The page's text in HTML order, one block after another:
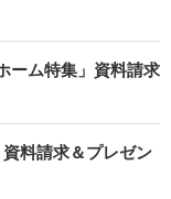
ーム特集」資料請求
料請求＆プレゼン